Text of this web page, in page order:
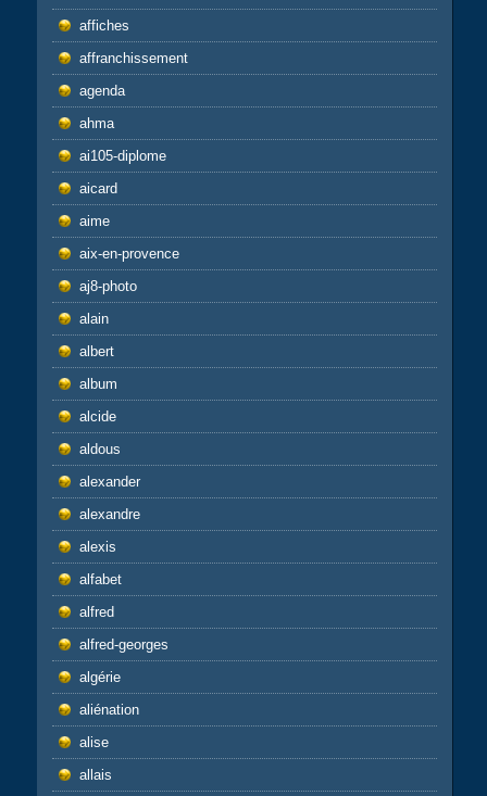
affiches
affranchissement
agenda
ahma
ai105-diplome
aicard
aime
aix-en-provence
aj8-photo
alain
albert
album
alcide
aldous
alexander
alexandre
alexis
alfabet
alfred
alfred-georges
algérie
aliénation
alise
allais